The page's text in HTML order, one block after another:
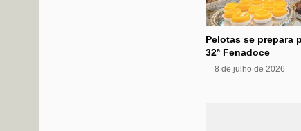
Pelotas se prepara
32ª Fenadoce
8 de julho de 2026